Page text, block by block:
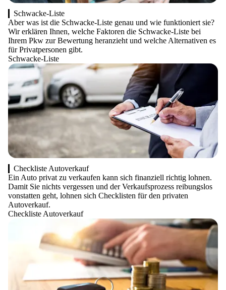
Schwacke-Liste
Aber was ist die Schwacke-Liste genau und wie funktioniert sie?
Wir erklären Ihnen, welche Faktoren die Schwacke-Liste bei
Ihrem Pkw zur Bewertung heranzieht und welche Alternativen es
für Privatpersonen gibt.
Schwacke-Liste
Checkliste Autoverkauf
Ein Auto privat zu verkaufen kann sich finanziell richtig lohnen.
Damit Sie nichts vergessen und der Verkaufsprozess reibungslos
vonstatten geht, lohnen sich Checklisten für den privaten
Autoverkauf.
Checkliste Autoverkauf